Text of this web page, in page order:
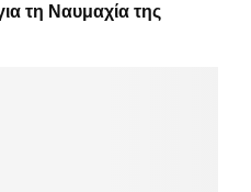
τη Ναυμαχία της